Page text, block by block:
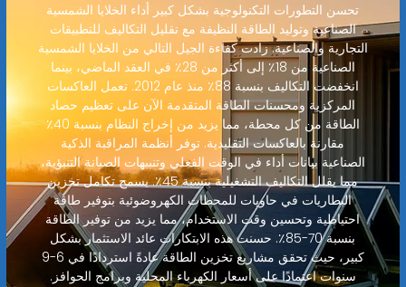
تحسن التطورات التكنولوجية بشكل كبير أداء الخلايا الشمسية
الصناعية وتوليد الطاقة النظيفة مع تقليل التكاليف للتطبيقات
التجارية والصناعية. زادت كفاءة الجيل التالي من الخلايا الشمسية
الصناعية من 18٪ إلى أكثر من 28٪ في العقد الماضي، بينما
انخفضت التكاليف بنسبة 88٪ منذ عام 2012. تعمل العاكسات
المركزية ومحسنات الطاقة المتقدمة الآن على تعظيم حصاد
الطاقة من كل محطة، مما يزيد من إخراج النظام بنسبة 40٪
مقارنة بالعاكسات التقليدية. توفر أنظمة المراقبة الذكية
الصناعية بيانات أداء في الوقت الفعلي وتنبيهات الصيانة التنبؤية،
مما يقلل التكاليف التشغيلية بنسبة 45٪. يسمح تكامل تخزين
البطاريات في حاويات للمحطات الكهروضوئية بتوفير طاقة
احتياطية وتحسين وقت الاستخدام، مما يزيد من توفير الطاقة
بنسبة 70-85٪. حسنت هذه الابتكارات عائد الاستثمار بشكل
كبير، حيث تحقق مشاريع تخزين الطاقة عادةً استردادًا في 6-9
سنوات اعتمادًا على أسعار الكهرباء المحلية وبرامج الحوافز.